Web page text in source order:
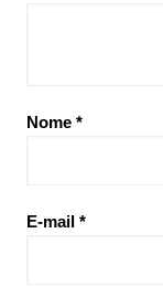
Nome *
E-mail *